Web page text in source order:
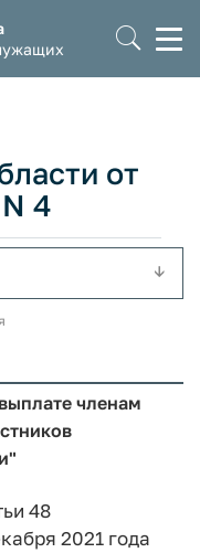
от
4
членам
48
2021 года